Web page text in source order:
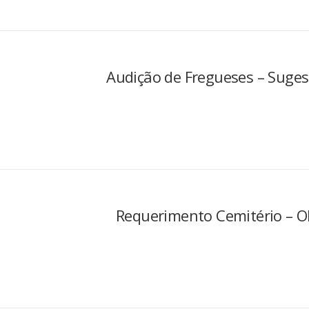
Audição de Fregueses –
Requerimento Cemitério –